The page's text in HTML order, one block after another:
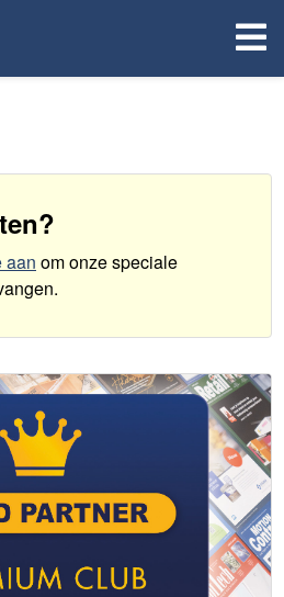
aan om onze speciale
.